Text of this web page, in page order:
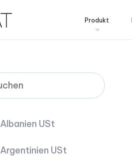
Produkt
Albanien USt
Argentinien USt